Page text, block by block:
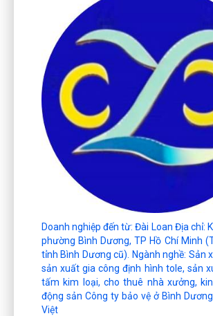
Doanh nghiệp đến từ: Đài Loan Địa chỉ:
phường Bình Dương, TP Hồ Chí Minh
tỉnh Bình Dương cũ). Ngành nghề: Sản
sản xuất gia công định hình tole, sản
tấm kim loại, cho thuê nhà xưởng,
động sản Công ty bảo vệ ở Bình
Việt